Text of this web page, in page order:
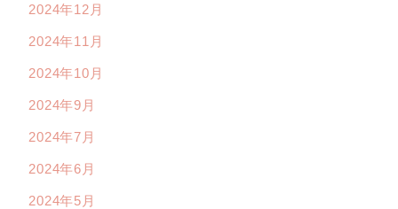
2024年12月
2024年11月
2024年10月
2024年9月
2024年7月
2024年6月
2024年5月